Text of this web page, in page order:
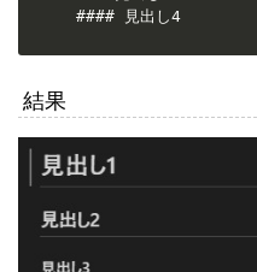
#### 見出し4
結果